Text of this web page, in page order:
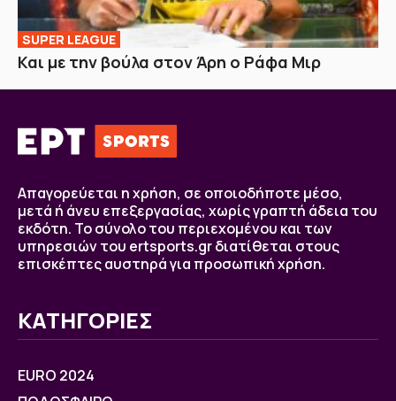
SUPER LEAGUE
Και με την βούλα στον Άρη ο Ράφα Μιρ
Απαγορεύεται η χρήση, σε οποιοδήποτε μέσο,
μετά ή άνευ επεξεργασίας, χωρίς γραπτή άδεια του
εκδότη. Το σύνολο του περιεχομένου και των
υπηρεσιών του ertsports.gr διατίθεται στους
επισκέπτες αυστηρά για προσωπική χρήση.
ΚΑΤΗΓΟΡΙΕΣ
EURO 2024